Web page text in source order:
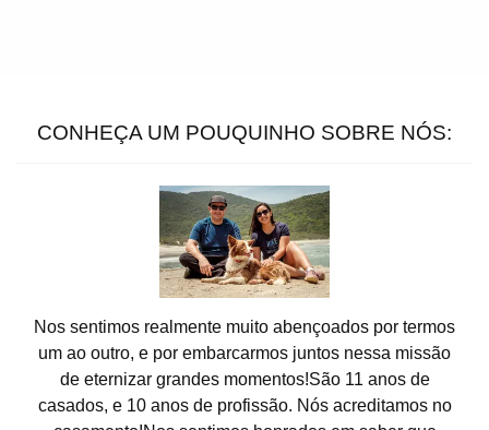
CONHEÇA UM POUQUINHO SOBRE NÓS:
Nos sentimos realmente muito abençoados por termos
um ao outro, e por embarcarmos juntos nessa missão
de eternizar grandes momentos!São 11 anos de
casados, e 10 anos de profissão. Nós acreditamos no